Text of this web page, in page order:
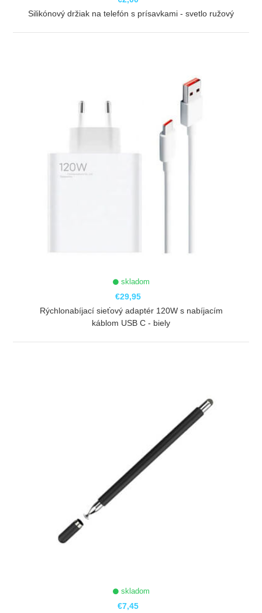
Silikónový držiak na telefón s prísavkami - svetlo ružový
skladom
€29,95
Rýchlonabíjací sieťový adaptér 120W s nabíjacím
káblom USB C - biely
skladom
€7,45